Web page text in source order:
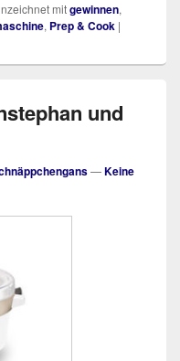
mitgewinnen,
, Prep & Cook |
und
—Keine